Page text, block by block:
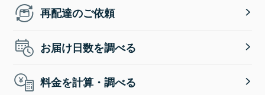
再配達のご依頼
お届け日数を調べる
料金を計算・調べる